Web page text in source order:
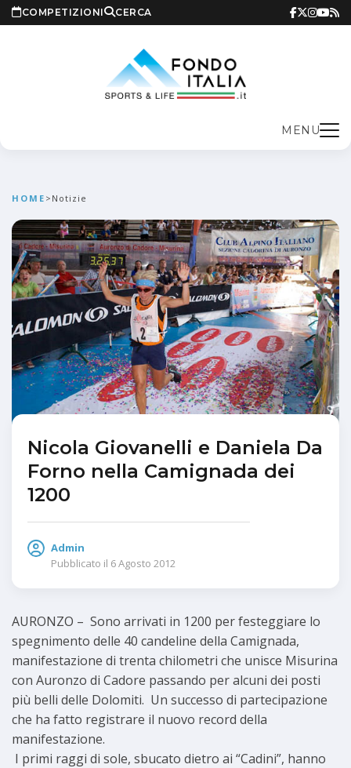
COMPETIZIONI CERCA
MENU
HOME > Notizie
Nicola Giovanelli e Daniela Da
Forno nella Camignada dei
1200
Admin
Pubblicato il 6 Agosto 2012
AURONZO – Sono arrivati in 1200 per festeggiare lo
spegnimento delle 40 candeline della Camignada,
manifestazione di trenta chilometri che unisce Misurina
con Auronzo di Cadore passando per alcuni dei posti
più belli delle Dolomiti. Un successo di partecipazione
che ha fatto registrare il nuovo record della
manifestazione.
I primi raggi di sole, sbucato dietro ai “Cadini”, hanno